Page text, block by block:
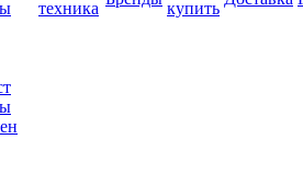
техника
купить